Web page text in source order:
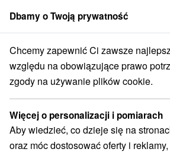
członek grupySorger
Vouchery rekreacyjne, dodatek
VOUCHERY
DODATEK
JE WYKORZYSTAĆ
REZERWACJI
Dbamy o Twoją prywatność
Chcemy zapewnić Ci zawsze
względu na obowiązujące prawo
zgody na używanie plików cookie.
Więcej o personalizacji i pomiarach
Aby wiedzieć, co dzieje się na
oraz móc dostosować oferty i